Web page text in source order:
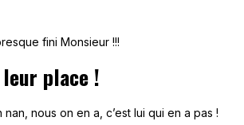
fini Monsieur !!!
place !
nan, nous on en a, c’est lui qui en a pas !